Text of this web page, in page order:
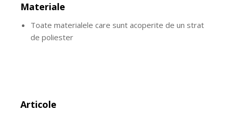
Materiale
Toate materialele care sunt acoperite de un strat
de poliester
Articole